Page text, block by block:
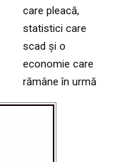
care pleacă,
statistici care
scad și o
economie care
rămâne în urmă